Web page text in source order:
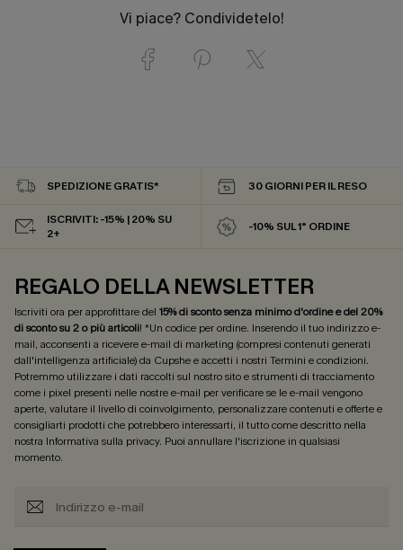
Vi piace? Condividetelo!
SPEDIZIONE GRATIS* 30 GIORNI PER IL RESO
ISCRIVITI: -15% | 20% SU
2+
-10% SUL 1° ORDINE
REGALO DELLA NEWSLETTER
Iscriviti ora per approfittare del 15% di sconto senza minimo d'ordine e del 20%
di sconto su 2 o più articoli! *Un codice per ordine. Inserendo il tuo indirizzo e-
mail, acconsenti a ricevere e-mail di marketing (compresi contenuti generati
dall'intelligenza artificiale) da Cupshe e accetti i nostri Termini e condizioni.
Potremmo utilizzare i dati raccolti sul nostro sito e strumenti di tracciamento
come i pixel presenti nelle nostre e-mail per verificare se le e-mail vengono
aperte, valutare il livello di coinvolgimento, personalizzare contenuti e offerte e
consigliarti prodotti che potrebbero interessarti, il tutto come descritto nella
nostra Informativa sulla privacy. Puoi annullare l'iscrizione in qualsiasi
momento.